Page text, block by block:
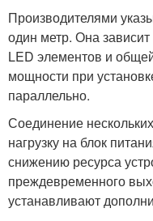
Производителями
один метр. Она зависит
LED элементов и
мощности при
параллельно.
Соединение
нагрузку на блок
снижению ресурса
преждевременного
устанавливают